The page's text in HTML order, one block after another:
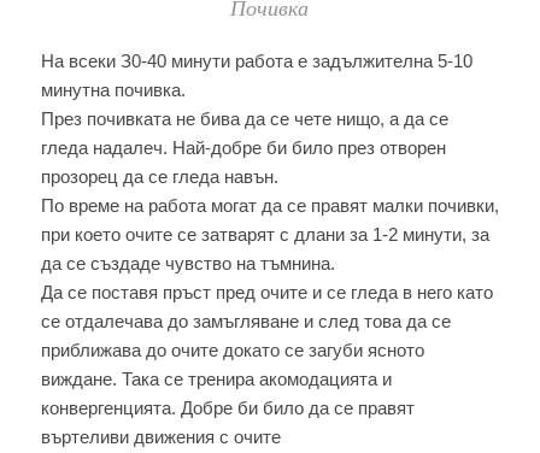
Почивка
На всеки З0-40 минути работа е задължителна 5-10
минутна почивка.
През почивката не бива да се чете нищо, а да се
гледа надалеч. Най-добре би било през отворен
прозорец да се гледа навън.
По време на работа могат да се правят малки почивки,
при което очите се затварят с длани за 1-2 минути, за
да се създаде чувство на тъмнина.
Да се поставя пръст пред очите и се гледа в него като
се отдалечава до замъгляване и след това да се
приближава до очите докато се загуби ясното
виждане. Така се тренира акомодацията и
конвергенцията. Добре би било да се правят
въртеливи движения с очите